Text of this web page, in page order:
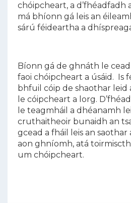
chóipcheart, a d’fhéadfadh
má bhíonn gá leis an
sárú féideartha a
Bíonn gá de ghnáth le
faoi chóipcheart a úsáid. Is
bhfuil cóip de shaothar leid
le cóipcheart a lorg.
le teagmháil a dhéanamh
cruthaitheoir bunaidh an
gcead a fháil leis an saothar
aon ghníomh, atá
um chóipcheart.